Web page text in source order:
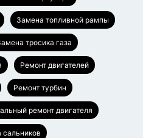
Замена топливной рампы
тросика газа
Ремонт двигателей
Ремонт турбин
ремонт двигателя
сальников